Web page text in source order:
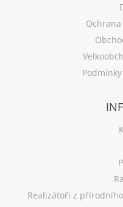
Realizátoři z